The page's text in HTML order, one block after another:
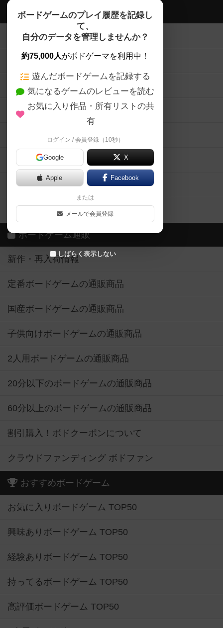
ボードゲームのプレイ履歴を記録し
て、
自分のデータを管理しませんか？
約75,000人がボドゲーマを利用中！
遊んだボードゲームを記録する
気になるゲームのレビューを読む
お気に入り作品・所有リストの共
有
ログイン / 会員登録（10秒）
Google X
Apple Facebook
または
メールで会員登録
しばらく表示しない
ボドゲーマTOP
ボードゲームを検索する
ボードゲームの新着レビュー
ボードゲーム会情報
メカニクス特集
掲示板・トピックス
ボドとも・会員一覧
ボードゲーム業界コラム
ボドゲーマご利用案内
ボードゲーム通販
新作・再入荷情報
定番ボードゲームの通販商品
国産ボードゲームの通販商品
子供向けボードゲームの通販商品
2人用ボードゲームの通販商品
20分以下のボードゲームの通販商品
60分以上のボードゲームの通販商品
割引購入！ボドクーポンについて
クラウドファンディング ボドファン
おすすめボードゲーム
お気に入りボードゲーム TOP50
興味ありボードゲーム TOP50
経験ありボードゲーム TOP50
持ってるボードゲーム TOP50
高評価ボードゲーム TOP50